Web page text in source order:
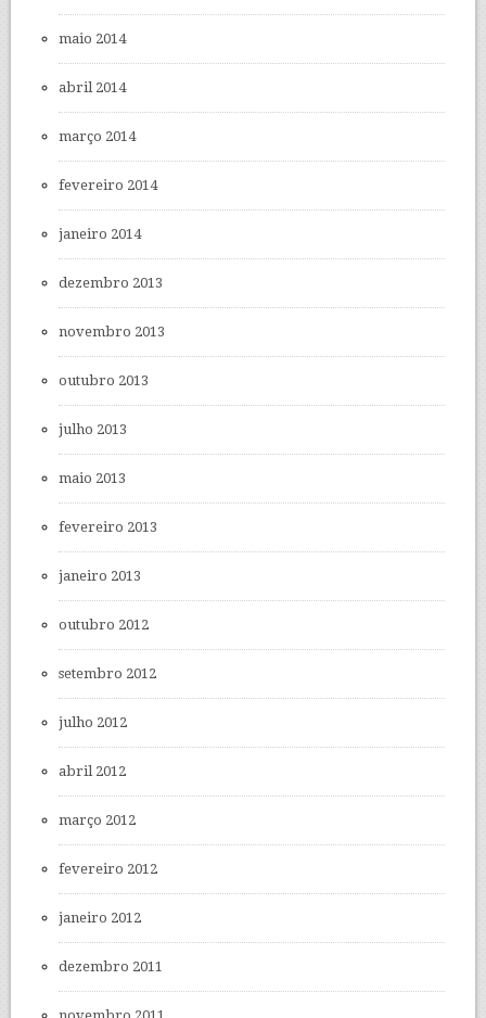
maio 2014
abril 2014
março 2014
fevereiro 2014
janeiro 2014
dezembro 2013
novembro 2013
outubro 2013
julho 2013
maio 2013
fevereiro 2013
janeiro 2013
outubro 2012
setembro 2012
julho 2012
abril 2012
março 2012
fevereiro 2012
janeiro 2012
dezembro 2011